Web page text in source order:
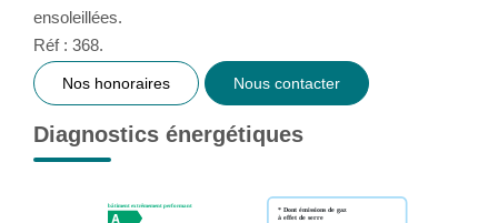
ensoleillées.
Réf : 368.
Nos honoraires Nous contacter
Diagnostics énergétiques